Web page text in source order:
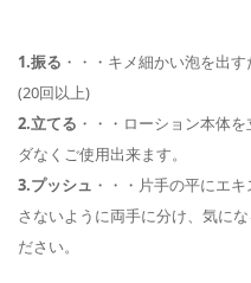
1.振る ・・・キメ細かい泡を出
(20回以上)
2.立てる ・・・ローション本体
ダなくご使用出来ます。
3.プッシュ ・・・片手の平にエ
さないように両手に分け、気に
ださい。